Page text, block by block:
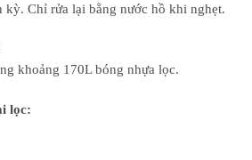
kỳ. Chỉ rửa lại bằng nước hồ khi nghẹt.
khoảng 170L bóng nhựa lọc.
lọc: